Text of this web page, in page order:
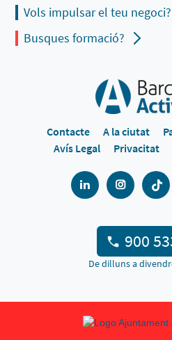
Vols impulsar el teu negoci?
Busques formació?
Contacte A la ciutat
Avís Legal
Privacitat
900
De dilluns a